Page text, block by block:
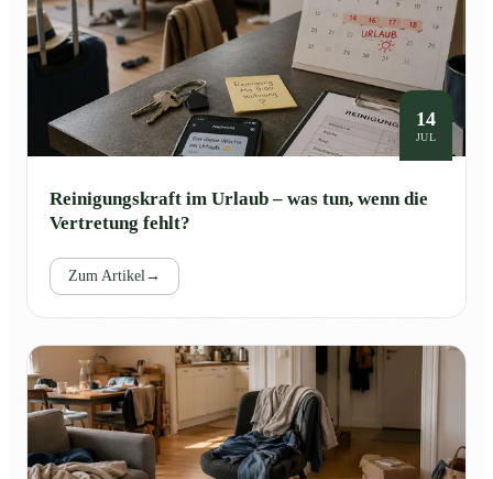
14
JUL
Reinigungskraft im Urlaub – was tun, wenn die
Vertretung fehlt?
Zum Artikel→